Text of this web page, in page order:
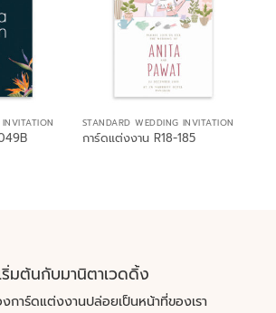
STANDARD WEDDING INVITATION
การ์ดแต่งงาน R18-185
ริ่มต้นกับมานิตาเวดดิ้ง
งการ์ดแต่งงานปล่อยเป็นหน้าที่ของเรา